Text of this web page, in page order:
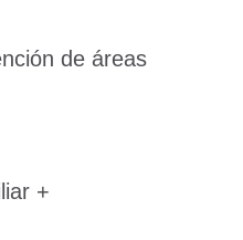
de áreas
+